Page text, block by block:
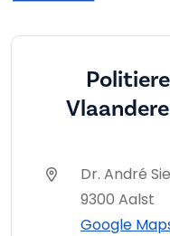
Dr. André
9300 Aalst
Google